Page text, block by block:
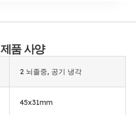
제품 사양
2 뇌졸중, 공기 냉각
45x31mm